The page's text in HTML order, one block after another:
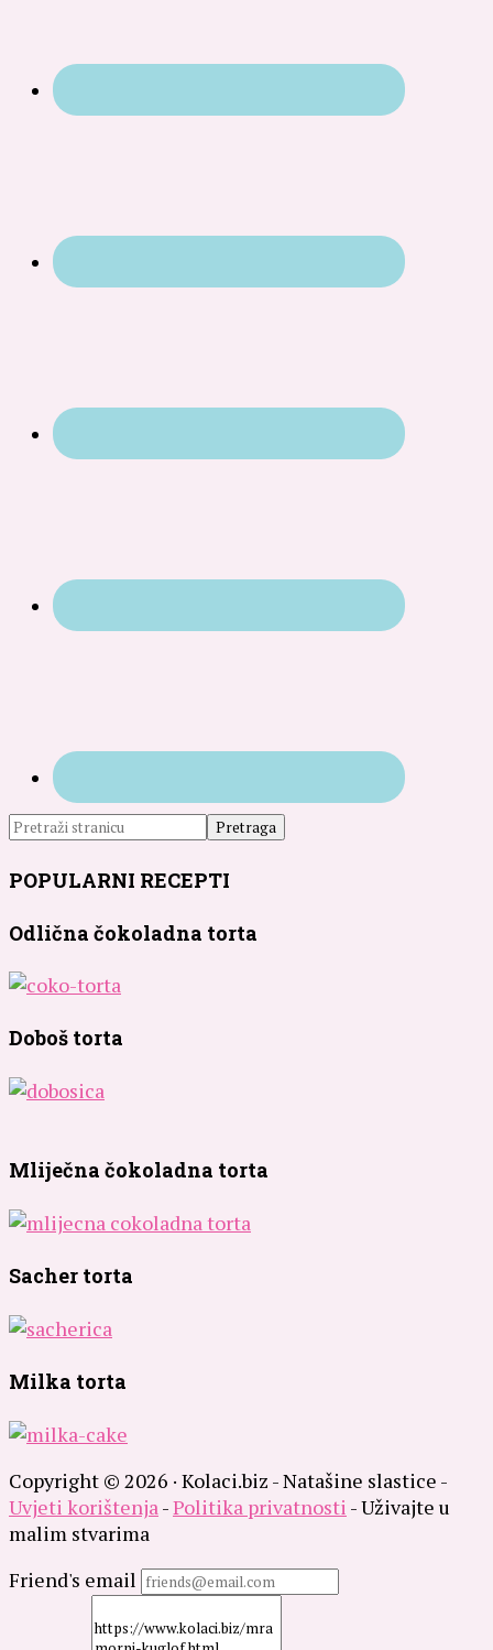
POPULARNI RECEPTI
Odlična čokoladna torta
Doboš torta
Mliječna čokoladna torta
Sacher torta
Milka torta
Copyright © 2026 · Kolaci.biz - Natašine slastice -
Uvjeti korištenja-Politika privatnosti - Uživajte u
malim stvarima
Friend's email